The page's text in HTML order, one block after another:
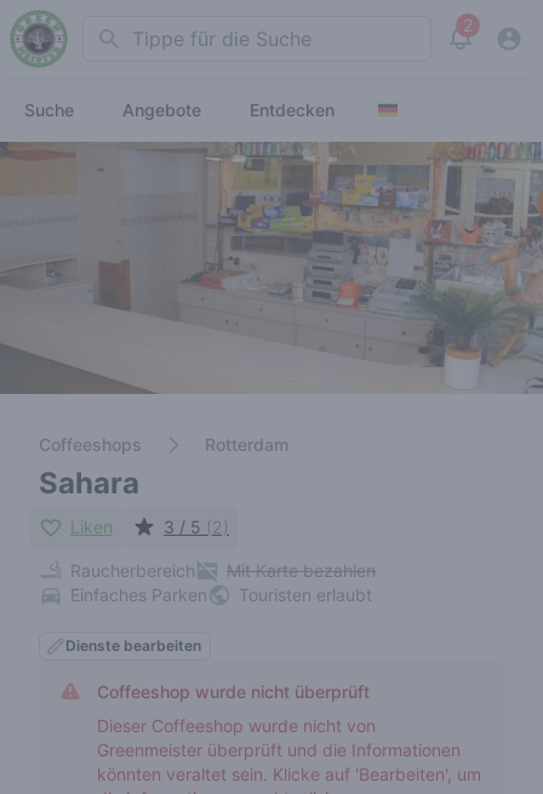
Search 2
View
Suche Angebote Entdecken
Coffeeshops Rotterdam
Sahara
Liken 3 / 5 (2)
Raucherbereich
Mit Karte bezahlen
Einfaches Parken
Touristen erlaubt
Dienste bearbeiten
Coffeeshop wurde nicht überprüft
Dieser Coffeeshop wurde nicht von
Greenmeister überprüft und die Informationen
könnten veraltet sein. Klicke auf 'Bearbeiten', um